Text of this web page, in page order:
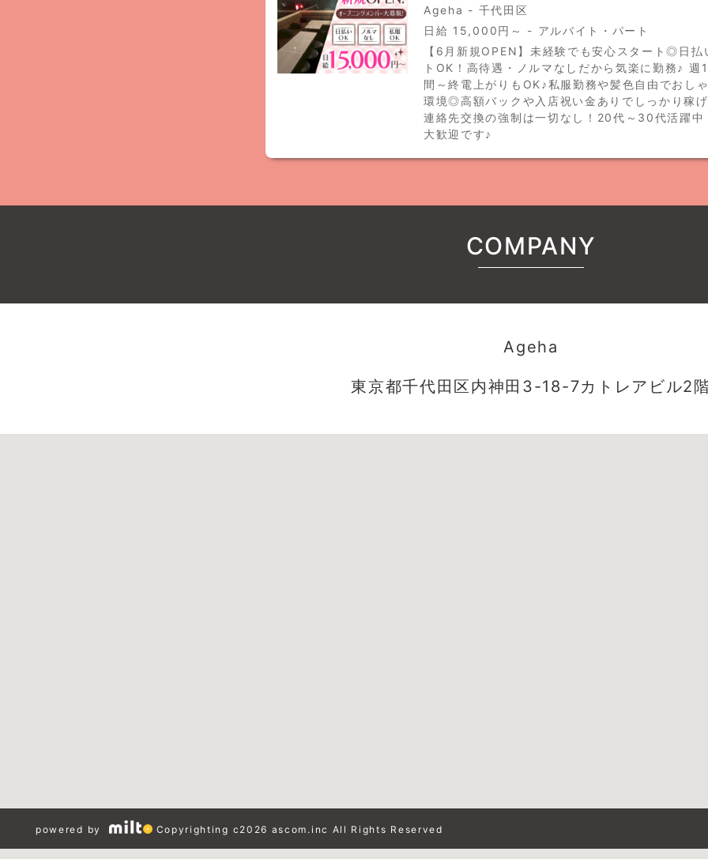
Ageha - 千代田区
日給 15,000円～ - アルバイト・パート
【6月新規OPEN】未経験でも安心スタート◎日
トOK！高待遇・ノルマなしだから気楽に勤務♪ 週
間～終電上がりもOK♪私服勤務や髪色自由でおし
環境◎高額バックや入店祝い金ありでしっかり稼
連絡先交換の強制は一切なし！20代～30代活躍中
大歓迎です♪
COMPANY
Ageha
東京都千代田区内神田3-18-7カトレアビル2
powered by Copyrighting c2026 ascom.inc All Rights Reserved